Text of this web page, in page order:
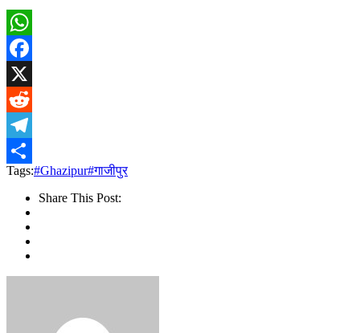
WhatsApp
Facebook
X
Reddit
Telegram
Share
Tags:#Ghazipur#गाजीपुर
Share This Post: